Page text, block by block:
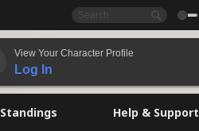
View Your Character Profile
Log In
Standings Help & Support